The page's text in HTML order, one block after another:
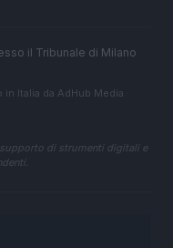
il Tribunale di Milano
Italia da AdHub Media
di strumenti digitali e